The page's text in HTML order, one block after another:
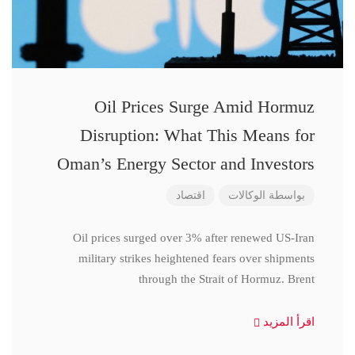
Oil Prices Surge Amid Hormuz
Disruption: What This Means for
Oman’s Energy Sector and Investors
بواسطة الوكالات اقتصاد
Oil prices surged over 3% after renewed US-Iran
military strikes heightened fears over shipments
through the Strait of Hormuz. Brent
اقرأ المزيد